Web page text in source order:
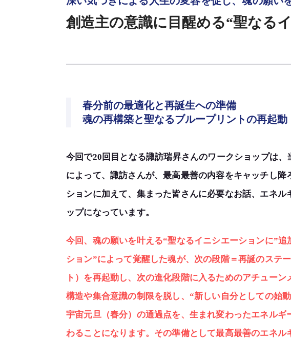
創造主の意識に目醒める“聖なる
春分前の最適化と再誕生への準備
魂の再構築と聖なるブループリントの再起動
今回で20回目となる諏訪瑞昇さんのワークショップは
によって、諏訪さんが、最高最善の内容をキャッチし
ションに加えて、集まった皆さんに必要なお話、エネ
ップになっています。
今回、魂の願いを叶える“聖なるイニシエーションに”
ション”によって覚醒した魂が、次の段階＝再誕のステ
ト）を再起動し、次の進化段階に入るためのアチュー
構造や集合意識の制限を脱し、“新しい自分としての始
宇宙元旦（春分）の通過点を、生まれ変わったエネル
わることになります。その準備として最高最善のエネル